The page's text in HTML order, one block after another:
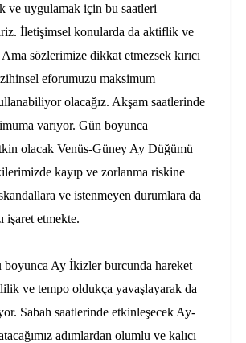
ve uygulamak için bu saatleri
İletişimsel konularda da aktiflik ve
Ama sözlerimize dikkat etmezsek kırıcı
eforumuzu maksimum
olacağız. Akşam saatlerinde
varıyor. Gün boyunca
olacak Venüs-Güney Ay Düğümü
kayıp ve zorlanma riskine
ve istenmeyen durumlara da
işaret etmekte.
boyunca Ay İkizler burcunda hareket
ve tempo oldukça yavaşlayarak da
Sabah saatlerinde etkinleşecek Ay-
adımlardan olumlu ve kalıcı